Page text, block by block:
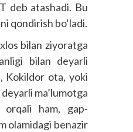
deb atashadi. Bu
qondirish bo‘ladi.
bilan ziyoratga
bilan deyarli
Kokildor ota, yoki
ma’lumotga
orqali ham, gap-
olamidagi benazir